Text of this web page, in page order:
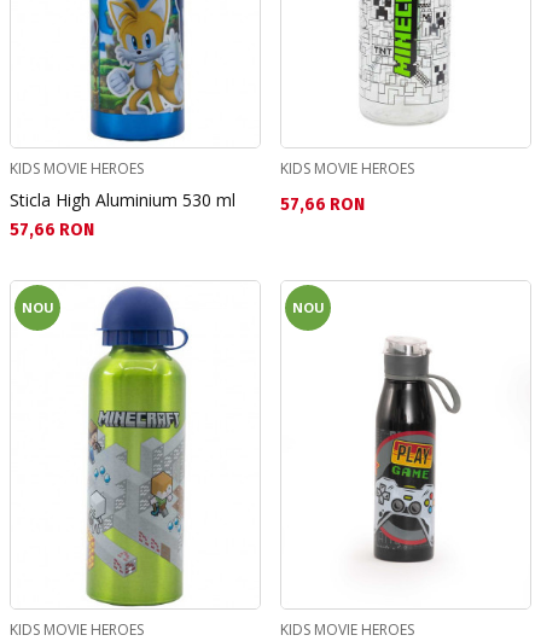
KIDS MOVIE HEROES
Sticla High Aluminium 530 ml
Текуща цена:
57,66 RON
KIDS MOVIE HEROES
Текуща цена:
57,66 RON
NOU
KIDS MOVIE HEROES
NOU
KIDS MOVIE HEROES